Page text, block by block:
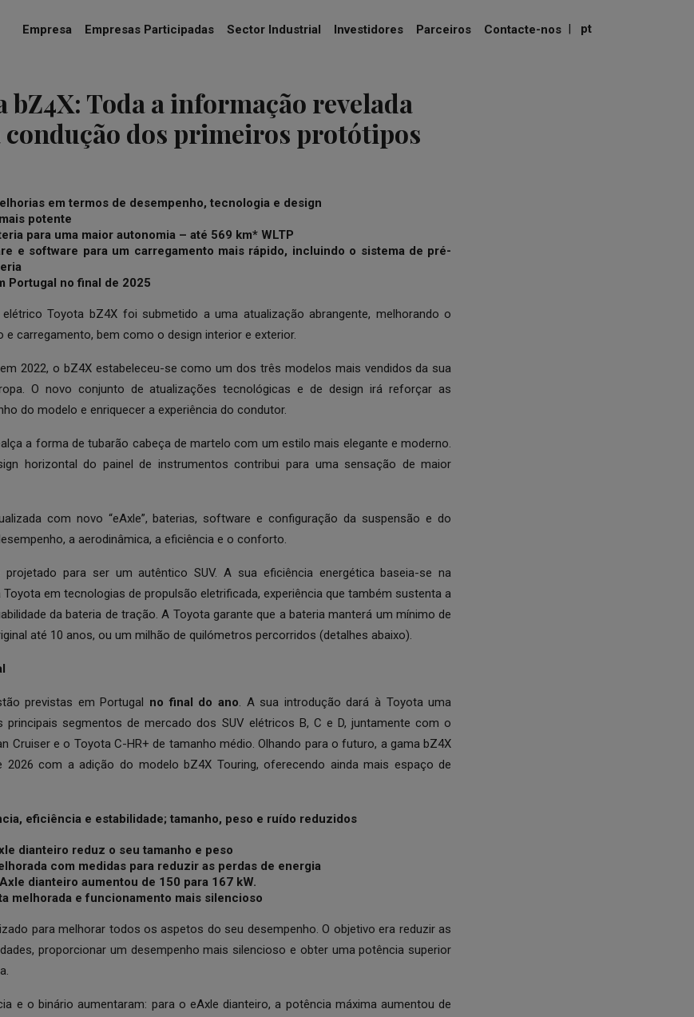
Empresa Empresas Participadas Sector Industrial Investidores Parceiros Contacte-nos | pt
bZ4X: Toda a informação revelada
condução dos primeiros protótipos
em termos de desempenho, tecnologia e design
potente
para uma maior autonomia – até 569 km* WLTP
e software para um carregamento mais rápido, incluindo o sistema de pré-
Portugal no final de 2025
Toyota bZ4X foi submetido a uma atualização abrangente, melhorando o
e carregamento, bem como o design interior e exterior.
2022, o bZ4X estabeleceu-se como um dos três modelos mais vendidos da sua
O novo conjunto de atualizações tecnológicas e de design irá reforçar as
do modelo e enriquecer a experiência do condutor.
a forma de tubarão cabeça de martelo com um estilo mais elegante e moderno.
horizontal do painel de instrumentos contribui para uma sensação de maior
com novo “eAxle”, baterias, software e configuração da suspensão e do
a aerodinâmica, a eficiência e o conforto.
para ser um autêntico SUV. A sua eficiência energética baseia-se na
Toyota em tecnologias de propulsão eletrificada, experiência que também sustenta a
da bateria de tração. A Toyota garante que a bateria manterá um mínimo de
até 10 anos, ou um milhão de quilómetros percorridos (detalhes abaixo).
previstas em Portugal no final do ano. A sua introdução dará à Toyota uma
principais segmentos de mercado dos SUV elétricos B, C e D, juntamente com o
Cruisere o Toyota C-HR+ de tamanho médio. Olhando para o futuro, a gama bZ4X
2026 com a adição do modelobZ4X Touring, oferecendo ainda mais espaço de
eficiência e estabilidade; tamanho, peso e ruído reduzidos
dianteiro reduz o seu tamanho e peso
com medidas para reduzir as perdas de energia
dianteiro aumentou de 150 para 167 kW.
melhorada e funcionamento mais silencioso
para melhorar todos os aspetos do seu desempenho. O objetivo era reduzir as
proporcionar um desempenho mais silencioso e obter uma potência superior
e o binário aumentaram: para o eAxle dianteiro, a potência máxima aumentou de